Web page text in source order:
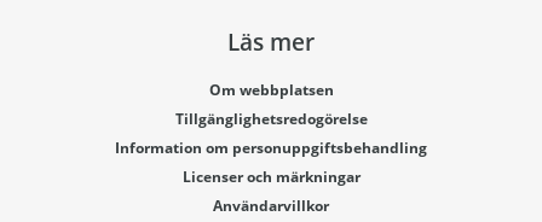
Läs mer
Om webbplatsen
Tillgänglighetsredogörelse
Information om personuppgiftsbehandling
Licenser och märkningar
Användarvillkor